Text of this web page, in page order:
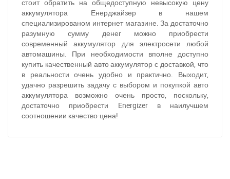
стоит обратить на общедоступную невысокую цену
аккумулятора Енерджайзер в нашем
специализированом интернет магазине. За достаточно
разумную сумму денег можно приобрести
современный аккумулятор для электросети любой
автомашины. При необходимости вполне доступно
купить качественный авто аккумулятор с доставкой, что
в реальности очень удобно и практично. Выходит,
удачно разрешить задачу с выбором и покупкой авто
аккумулятора возможно очень просто, поскольку,
достаточно приобрести Energizer в наилучшем
соотношении качество-цена!
За відсутності звязку - дзвоніть, пишіть у Viber / Telegram
(093) 600-51-11
Написати в Viber Написати в Telegram